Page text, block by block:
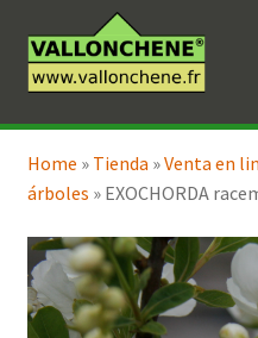
a
la
al
contenido
Tienda en línea
Home » Tienda »Venta en
árboles » EXOCHORDA